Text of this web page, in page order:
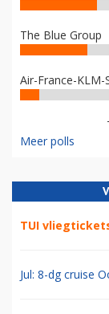
The Blue Group
Air-France-KLM-
Meer polls
TUI
Jul: 8-dg cruise